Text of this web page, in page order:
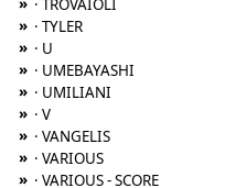
· TROVAIOLI
» · TYLER
» · U
» · UMEBAYASHI
» · UMILIANI
» · V
» · VANGELIS
» · VARIOUS
» · VARIOUS - SCORE